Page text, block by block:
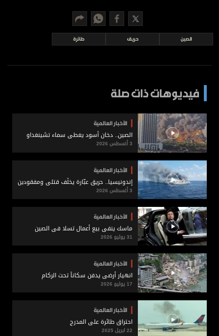
الصين حريق طائرة
فيديوهات ذات صلة
الأخبار العالمية
الصين.. دخان أسود يغطي سماء تشينغداو
3 أغسطس 2026
الأخبار العالمية
إندونيسيا.. حريق عبّارة يخلّف قتلى ومفقودين
3 أغسطس 2026
الأخبار العالمية
ماسك ينفي بيع أعمال تسلا في الصين
31 يوليو 2026
الأخبار العالمية
انهيار أرضي يدفن سكاناً تحت الركام
17 يوليو 2026
الأخبار العالمية
احتراق طائرة على المدرج
22 ابريل 2025